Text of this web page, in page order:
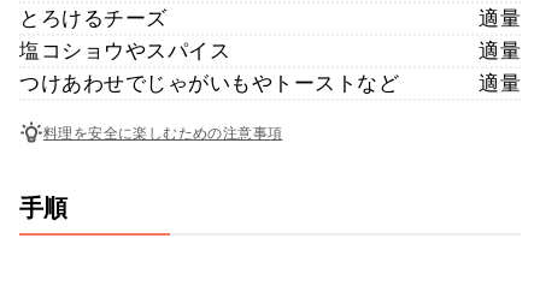
とろけるチーズ
適量
塩コショウやスパイス
適量
つけあわせでじゃがいもやトーストなど
適量
料理を安全に楽しむための注意事項
手順